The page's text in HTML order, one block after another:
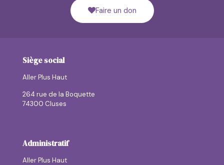
Faire un don
Siège social
Aller Plus Haut
264 rue de la Boquette
74300 Cluses
Administratif
Aller Plus Haut